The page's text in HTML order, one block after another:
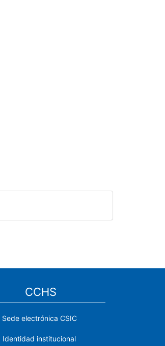
CCHS
Sede electrónica CSIC
Identidad institucional